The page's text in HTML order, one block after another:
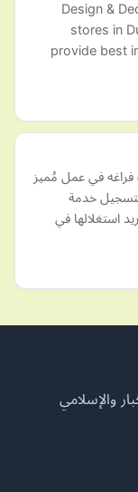
Design &
stores in
provide best
في عمل مُميز
خدمة
استغلالها في
والإسلامي